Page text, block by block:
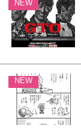
NEW
NEW